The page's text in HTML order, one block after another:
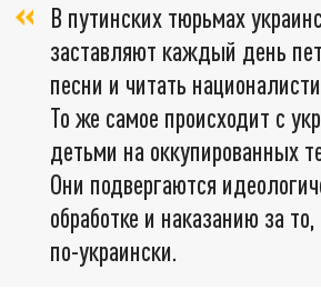
В путинских тюрьмах
заставляют каждый день
песни и читать
То же самое происходит с
детьми на оккупированных
Они подвергаются
обработке и наказанию за то,
по-украински.